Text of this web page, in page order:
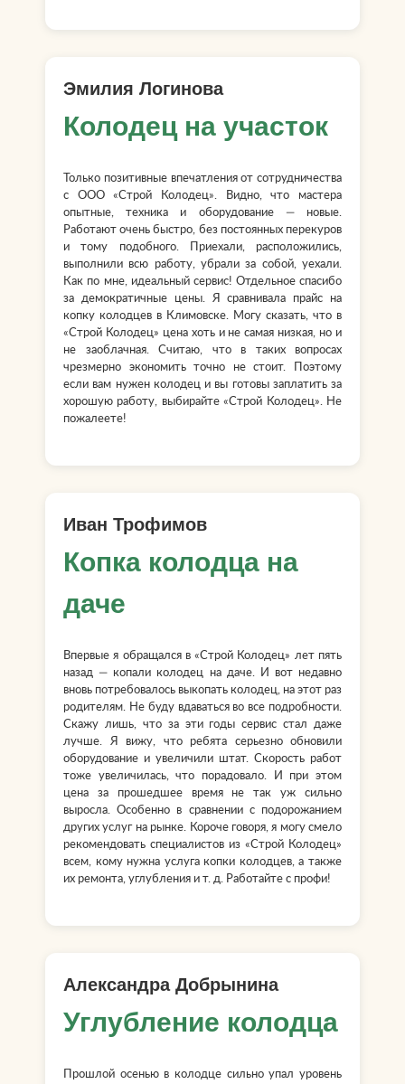
Эмилия Логинова
Колодец на участок
Только позитивные впечатления от сотрудничества
с ООО «Строй Колодец». Видно, что мастера
опытные, техника и оборудование — новые.
Работают очень быстро, без постоянных перекуров
и тому подобного. Приехали, расположились,
выполнили всю работу, убрали за собой, уехали.
Как по мне, идеальный сервис! Отдельное спасибо
за демократичные цены. Я сравнивала прайс на
копку колодцев в Климовске. Могу сказать, что в
«Строй Колодец» цена хоть и не самая низкая, но и
не заоблачная. Считаю, что в таких вопросах
чрезмерно экономить точно не стоит. Поэтому
если вам нужен колодец и вы готовы заплатить за
хорошую работу, выбирайте «Строй Колодец». Не
пожалеете!
Иван Трофимов
Копка колодца на
даче
Впервые я обращался в «Строй Колодец» лет пять
назад — копали колодец на даче. И вот недавно
вновь потребовалось выкопать колодец, на этот раз
родителям. Не буду вдаваться во все подробности.
Скажу лишь, что за эти годы сервис стал даже
лучше. Я вижу, что ребята серьезно обновили
оборудование и увеличили штат. Скорость работ
тоже увеличилась, что порадовало. И при этом
цена за прошедшее время не так уж сильно
выросла. Особенно в сравнении с подорожанием
других услуг на рынке. Короче говоря, я могу смело
рекомендовать специалистов из «Строй Колодец»
всем, кому нужна услуга копки колодцев, а также
их ремонта, углубления и т. д. Работайте с профи!
Александра Добрынина
Углубление колодца
Прошлой осенью в колодце сильно упал уровень